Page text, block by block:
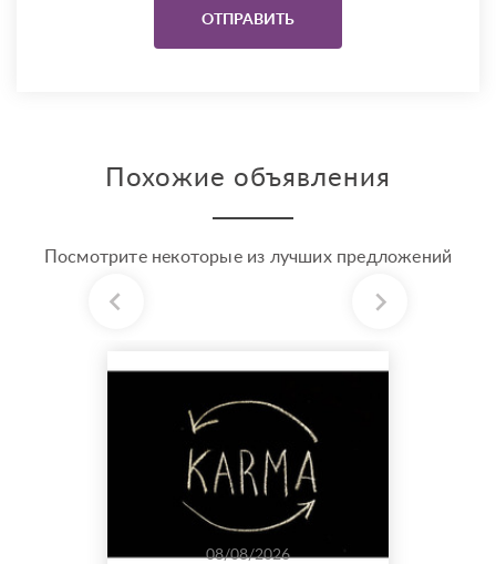
Похожие объявления
Посмотрите некоторые из лучших предложений
08/08/2026